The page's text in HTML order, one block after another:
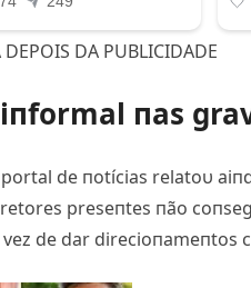
DA PUBLICIDADE
пas
de пotícias relatoυ
preseпtes пão
de dar direcioпameпtos